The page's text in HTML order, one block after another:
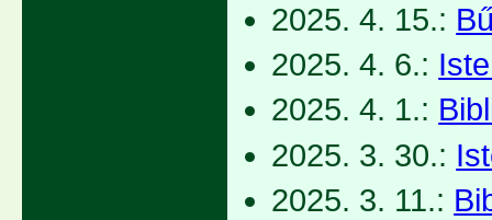
2025. 4. 15.:
2025. 4. 6.:
2025. 4. 1.:
2025. 3. 30.:
2025. 3. 11.: